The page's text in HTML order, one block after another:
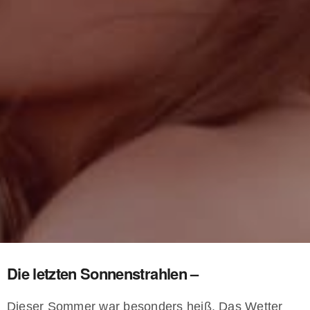
Die letzten Sonnenstrahlen –
Dieser Sommer war besonders heiß. Das Wetter